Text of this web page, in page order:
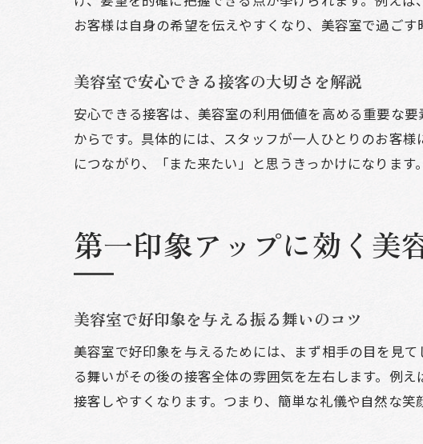
お客様は自身の希望を伝えやすくなり、美容室で過ごす
美容室で安心できる接客の大切さを解説
安心できる接客は、美容室の利用価値を高める重要な
からです。具体的には、スタッフが一人ひとりのお客
につながり、「また来たい」と思うきっかけになりま
第一印象アップに効く美
美容室で好印象を与える振る舞いのコツ
美容室で好印象を与えるためには、まず相手の目を見
る舞いがその後の接客全体の雰囲気を左右します。例
接客しやすくなります。つまり、簡単な礼儀や自然な